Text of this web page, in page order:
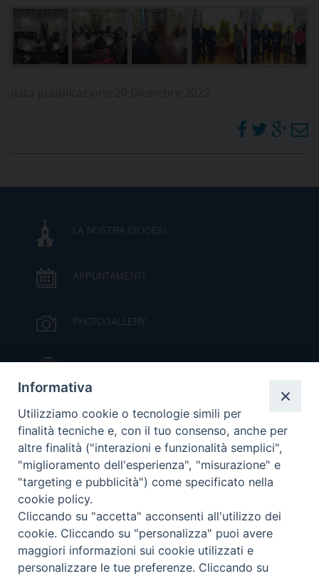
LA NOSTRA DIOCESI
APPUNTAMENTI
PHOTOGALLERY
IL VESCOVO MONS. ORAZIO FRANCESCO
PIAZZA
VIDEOGALLERY
ORARI S. MESSE
MODULISTICA
PODCAST
Informativa
Utilizziamo cookie o tecnologie simili per
finalità tecniche e, con il tuo consenso, anche per
altre finalità ("interazioni e funzionalità semplici",
"miglioramento dell'esperienza", "misurazione" e
"targeting e pubblicità") come specificato nella
cookie policy.
Cliccando su "accetta" acconsenti all'utilizzo dei
cookie. Cliccando su "personalizza" puoi avere
maggiori informazioni sui cookie utilizzati e
personalizzare le tue preferenze. Cliccando su